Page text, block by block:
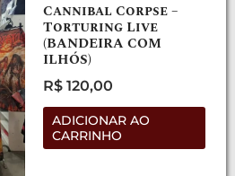
Cannibal Corpse –
Torturing Live
(BANDEIRA COM
ILHÓS)
Avaliação
0
R$ 120,00
ADICIONAR AO
CARRINHO